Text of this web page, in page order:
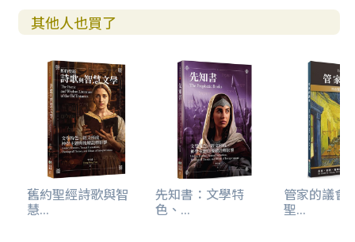
迎接末後的大收割，預備主耶穌的再來。
──黃敏吉長老，基督磐石之家負責人
敞開的天門乃是神的榮耀降臨、人與神相遇之處。當神同在
的榮耀降臨，生命將翻轉、環境將轉化！馬克．杜龐牧師指
出教會常只尋求祝福、恩賜、能力，卻少有人單單渴慕神自
己。他呼籲我們成為先驅者，過「以尋求神的面為中心」的
生活，手潔心清事奉神。城市需要的不只是造訪，而是神的
同住，成為「伯特利」──可以找到神的地方！當守門者在
聖靈裡合一，就要開啟城門，使神的榮耀真正進入這城！期
待在台灣有敞開的天，讓我們持續為這世代尋求神的榮耀降
其他人也買了
舊約聖經詩歌與智
慧...
先知書：文學特
色、...
管家的議會
聖...